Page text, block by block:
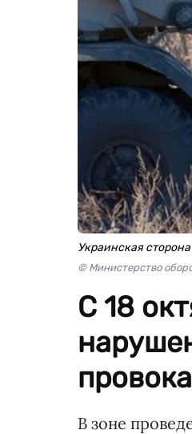
Украинская
© Министерство
С 18
В зоне